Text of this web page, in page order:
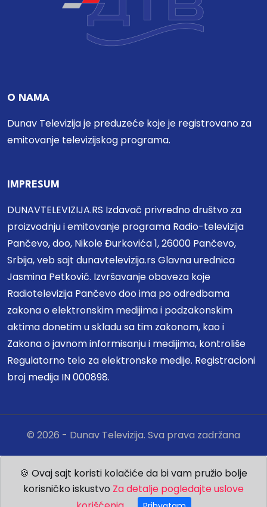
O NAMA
Dunav Televizija je preduzeće koje je registrovano za
emitovanje televizijskog programa.
IMPRESUM
DUNAVTELEVIZIJA.RS Izdavač privredno društvo za
proizvodnju i emitovanje programa Radio-televizija
Pančevo, doo, Nikole Đurkovića 1, 26000 Pančevo,
Srbija, veb sajt dunavtelevizija.rs Glavna urednica
Jasmina Petković. Izvršavanje obaveza koje
Radiotelevizija Pančevo doo ima po odredbama
zakona o elektronskim medijima i podzakonskim
aktima donetim u skladu sa tim zakonom, kao i
Zakona o javnom informisanju i medijima, kontroliše
Regulatorno telo za elektronske medije. Registracioni
broj medija IN 000898.
© 2026 - Dunav Televizija. Sva prava zadržana
🍪 Ovaj sajt koristi kolačiće da bi vam pružio bolje
korisničko iskustvo Za detalje pogledajte uslove